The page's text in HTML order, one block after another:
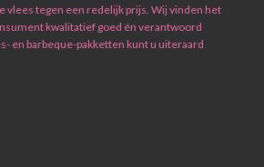
vlees tegen een redelijk prijs. Wij vinden het
kwalitatief goed én verantwoord
en barbeque-pakketten kunt u uiteraard